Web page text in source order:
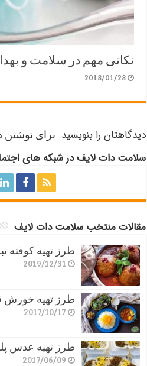
نکاتی مهم در سلامت و
2018/01/28
دیدگاهتان را بنویسید برای نوشتن
سلامت دات لایف در شبکه های
مقالات منتخب سلامت دات لایف
طرز تهیه کوفته
2019/12/31
طرز تهیه خورش
2017/10/17
طرز تهیه عدس
2017/06/09